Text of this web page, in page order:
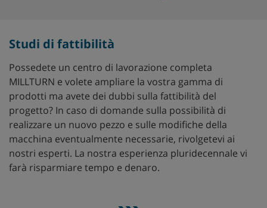
Studi di fattibilità
Possedete un centro di lavorazione completa
MILLTURN e volete ampliare la vostra gamma di
prodotti ma avete dei dubbi sulla fattibilità del
progetto? In caso di domande sulla possibilità di
realizzare un nuovo pezzo e sulle modifiche della
macchina eventualmente necessarie, rivolgetevi ai
nostri esperti. La nostra esperienza pluridecennale vi
farà risparmiare tempo e denaro.